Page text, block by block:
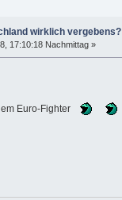
wirklich vergebens?
17:10:18 Nachmittag »
Euro-Fighter